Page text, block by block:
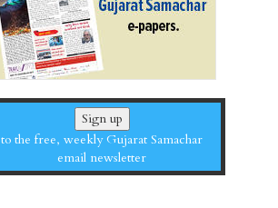
Sign up
to the free, weekly Gujarat Samachar
email newsletter